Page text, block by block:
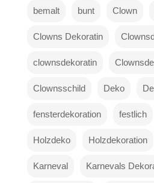
bemalt bunt Clown
Clowns Dekoratin
clownsdekoratin
Clownsschild Deko
fensterdekoration festlich
Holzdeko Holzdekoration
Karneval Karnevals